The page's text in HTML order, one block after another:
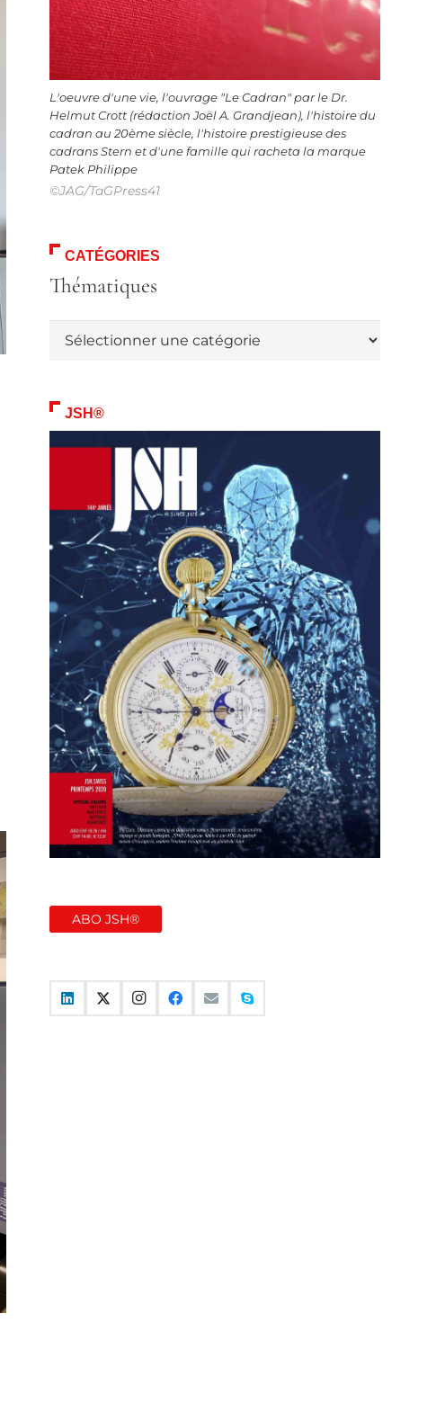
L'oeuvre d'une vie, l'ouvrage "Le Cadran" par le Dr.
Helmut Crott (rédaction Joël A. Grandjean), l'histoire du
cadran au 20ème siècle, l'histoire prestigieuse des
cadrans Stern et d'une famille qui racheta la marque
Patek Philippe
©JAG/TaGPress41
CATÉGORIES
Thématiques
JSH®
ABO JSH®